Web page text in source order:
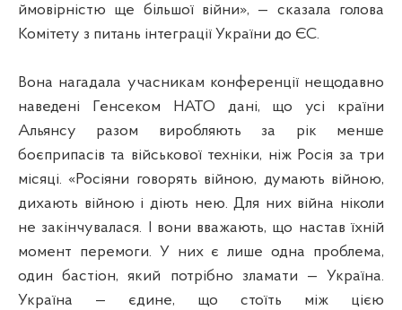
ймовірністю ще більшої війни», — сказала голова
Комітету з питань інтеграції України до ЄС.
Вона нагадала учасникам конференції нещодавно
наведені Генсеком НАТО дані, що усі країни
Альянсу разом виробляють за рік менше
боєприпасів та військової техніки, ніж Росія за три
місяці. «Росіяни говорять війною, думають війною,
дихають війною і діють нею. Для них війна ніколи
не закінчувалася. І вони вважають, що настав їхній
момент перемоги. У них є лише одна проблема,
один бастіон, який потрібно зламати — Україна.
Україна — єдине, що стоїть між цією